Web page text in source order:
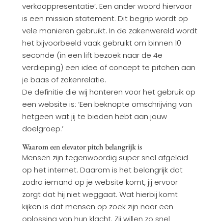
verkooppresentatie’. Een ander woord hiervoor
is een mission statement. Dit begrip wordt op
vele manieren gebruikt. In de zakenwereld wordt
het bijvoorbeeld vaak gebruikt om binnen 10
seconde (in een lift bezoek naar de 4e
verdieping) een idee of concept te pitchen aan
je baas of zakenrelatie.
De definitie die wij hanteren voor het gebruik op
een website is: ‘Een beknopte omschrijving van
hetgeen wat jij te bieden hebt aan jouw
doelgroep.’
Waarom een elevator pitch belangrijk is
Mensen zijn tegenwoordig super snel afgeleid
op het internet. Daarom is het belangrijk dat
zodra iemand op je website komt, jij ervoor
zorgt dat hij niet weggaat. Wat hierbij komt
kijken is dat mensen op zoek zijn naar een
oplossing van hun klacht. Zij willen zo snel